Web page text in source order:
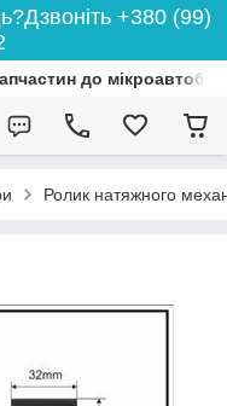
+380 (99)
до
Ролик натяжного